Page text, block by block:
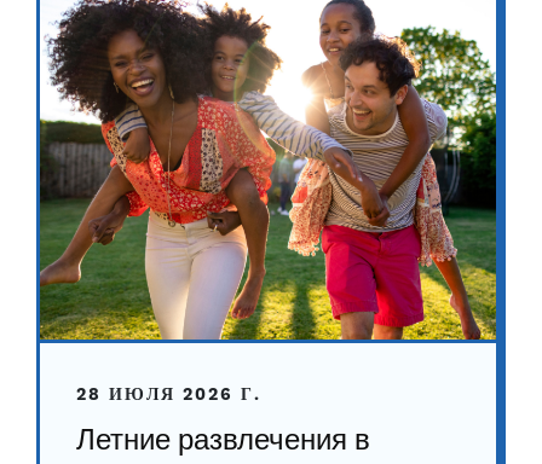
28 ИЮЛЯ 2026 Г.
Летние развлечения в